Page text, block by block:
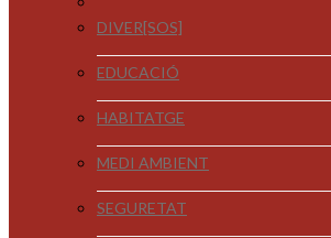
DIVER[SOS]
EDUCACIÓ
HABITATGE
MEDI AMBIENT
SEGURETAT